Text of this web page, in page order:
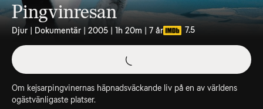
Pingvinresan
Djur | Dokumentär | 2005 | 1h 20m | 7 år 7.5
Om kejsarpingvinernas häpnadsväckande liv på en av världens
ogästvänligaste platser.